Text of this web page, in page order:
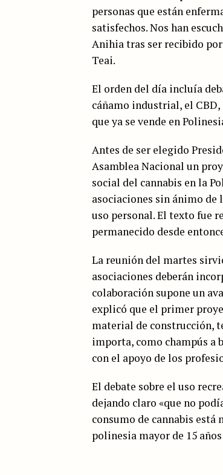
personas que están
satisfechos. Nos han
Anihia tras ser recibido
Teai.
El orden del día incluía
cáñamo industrial, el
que ya se vende en
Antes de ser elegido
Asamblea Nacional un
social del cannabis en la
asociaciones sin ánimo de
uso personal. El texto fue
permanecido desde
La reunión del martes
asociaciones deberán
colaboración supone un
explicó que el primer
material de construcción,
importa, como champús a
con el apoyo de los
El debate sobre el uso
dejando claro «que no
consumo de cannabis
polinesia mayor de 15